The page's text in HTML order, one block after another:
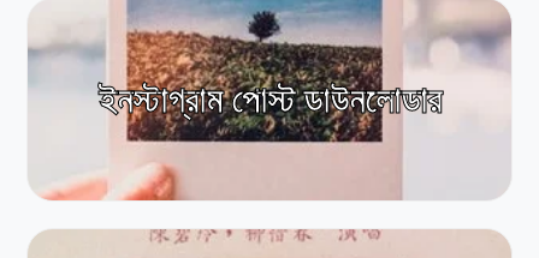
ইনস্টাগ্রাম পোস্ট ডাউনলোডার